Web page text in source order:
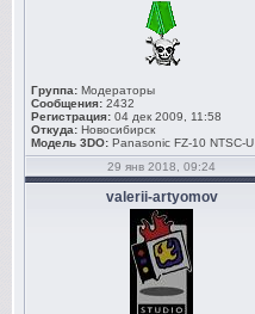
Группа: Модераторы
Сообщения: 2432
Регистрация: 04 дек 2009, 11:58
Откуда: Новосибирск
Модель 3DO: Panasonic FZ-10 NTSC-U
29 янв 2018, 09:24
valerii-artyomov